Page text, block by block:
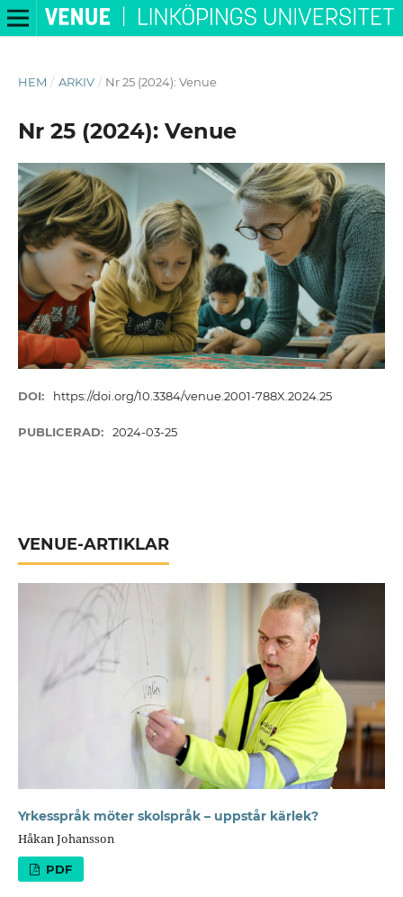
HEM / ARKIV / Nr 25 (2024): Venue
Nr 25 (2024): Venue
DOI: https://doi.org/10.3384/venue.2001-788X.2024.25
PUBLICERAD: 2024-03-25
VENUE-ARTIKLAR
Yrkesspråk möter skolspråk – uppstår kärlek?
Håkan Johansson
PDF